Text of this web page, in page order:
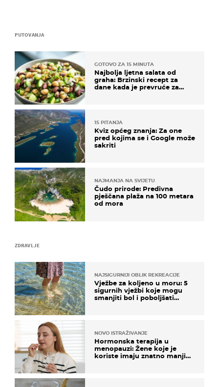
ZDRAVLJE
NAJSIGURNIJI OBLIK REKREACIJE
Vježbe za koljeno u moru: 5
sigurnih vježbi koje mogu
smanjiti bol i poboljšati
NOVO ISTRAŽIVANJE
Hormonska terapija u
menopauzi: Žene koje je
koriste imaju znatno manji
PUTOVANJA
GOTOVO ZA 15 MINUTA
Najbolja ljetna salata od
graha: Brzinski recept za
dane kada je prevruće za
15 PITANJA
Kviz općeg znanja: Za one
pred kojima se i Google može
sakriti
NAJMANJA NA SVIJETU
Čudo prirode: Predivna
pješčana plaža na 100 metara
od mora